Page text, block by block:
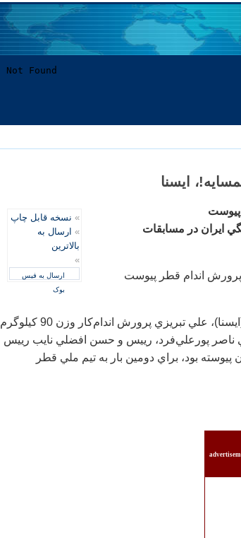
ايسنا
» نسخه قابل چاپ
» ارسال به
بالاترین
»
ارسال به فیس
بوک
پيوست
ايران در مسابقات
پرورش اندام قطر پيوست
به گزارش خبرگزاري دانشجويان ايران (ايسنا)، علي تبريزي پرورش اندام‌كار وزن 90 كيلوگرم
ناصر پورعلي‌فرد، رييس و حسن افضلي نايب رييس
بود، براي دومين بار به تيم ملي قطر